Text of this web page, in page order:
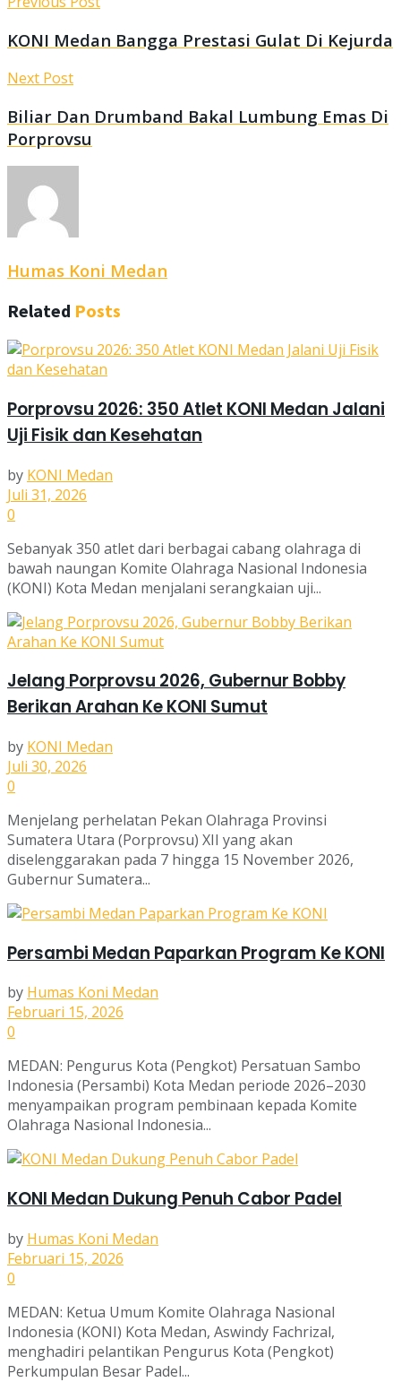
KONI Medan Bangga Prestasi Gulat Di Kejurda
Next Post
Biliar Dan Drumband Bakal Lumbung Emas Di
Porprovsu
Humas Koni Medan
Related Posts
Porprovsu 2026: 350 Atlet KONI Medan Jalani
Uji Fisik dan Kesehatan
by KONI Medan
Juli 31, 2026
0
Sebanyak 350 atlet dari berbagai cabang olahraga di
bawah naungan Komite Olahraga Nasional Indonesia
(KONI) Kota Medan menjalani serangkaian uji...
Jelang Porprovsu 2026, Gubernur Bobby
Berikan Arahan Ke KONI Sumut
by KONI Medan
Juli 30, 2026
0
Menjelang perhelatan Pekan Olahraga Provinsi
Sumatera Utara (Porprovsu) XII yang akan
diselenggarakan pada 7 hingga 15 November 2026,
Gubernur Sumatera...
Persambi Medan Paparkan Program Ke KONI
by Humas Koni Medan
Februari 15, 2026
0
MEDAN: Pengurus Kota (Pengkot) Persatuan Sambo
Indonesia (Persambi) Kota Medan periode 2026–2030
menyampaikan program pembinaan kepada Komite
Olahraga Nasional Indonesia...
KONI Medan Dukung Penuh Cabor Padel
by Humas Koni Medan
Februari 15, 2026
0
MEDAN: Ketua Umum Komite Olahraga Nasional
Indonesia (KONI) Kota Medan, Aswindy Fachrizal,
menghadiri pelantikan Pengurus Kota (Pengkot)
Perkumpulan Besar Padel...